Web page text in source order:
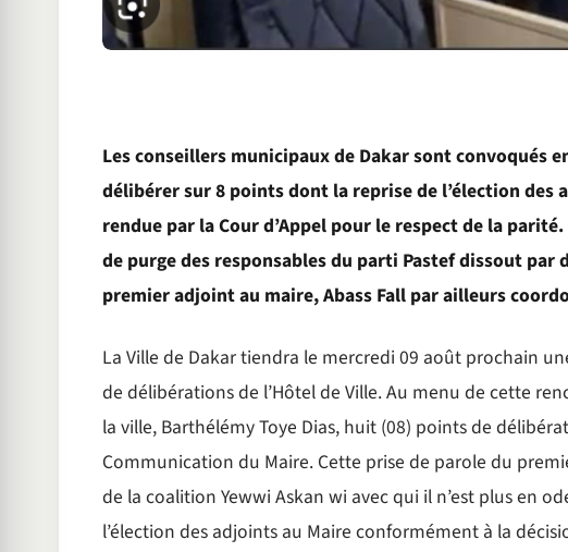
Les conseillers municipaux de Dakar sont convoqués
délibérer sur 8 points dont la reprise de l’élection
rendue par la Cour d’Appel pour le respect de la
de purge des responsables du parti Pastef dissout
premier adjoint au maire, Abass Fall par ailleurs
La Ville de Dakar tiendra le mercredi 09 août prochain
de délibérations de l’Hôtel de Ville. Au menu de cette
la ville, Barthélémy Toye Dias, huit (08) points de
Communication du Maire. Cette prise de parole du
de la coalition Yewwi Askan wi avec qui il n’est plus en
l’élection des adjoints au Maire conformément à la